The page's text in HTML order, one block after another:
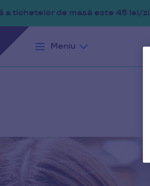
Meniu
a tichetelor de masă este 45 lei/